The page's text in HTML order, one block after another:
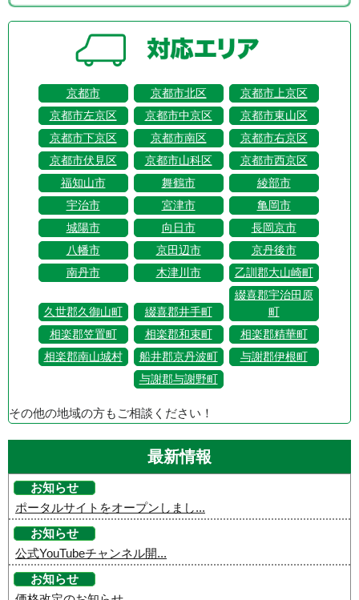
京都市 京都市北区
京都市上京区
京都市左京区
京都市中京区
京都市東山区
京都市下京区
京都市南区
京都市右京区
京都市伏見区
京都市山科区
京都市西京区
福知山市
舞鶴市
綾部市
宇治市
宮津市
亀岡市
城陽市
向日市
長岡京市
八幡市
京田辺市
京丹後市
南丹市
木津川市 乙訓郡大山崎町
久世郡久御山町 綴喜郡井手町
綴喜郡宇治田原
町
相楽郡笠置町
相楽郡和束町
相楽郡精華町
相楽郡南山城村
船井郡京丹波町
与謝郡伊根町
与謝郡与謝野町
その他の地域の方もご相談ください！
最新情報
お知らせ
ポータルサイトをオープンしまし...
お知らせ
公式YouTubeチャンネル開...
お知らせ